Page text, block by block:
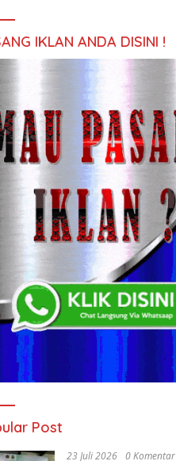
IKLAN ANDA DISINI !
Post
23 Juli 2026 0 Komentar